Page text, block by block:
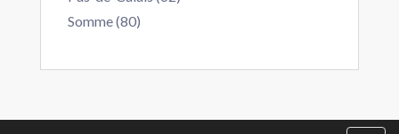
Somme (80)